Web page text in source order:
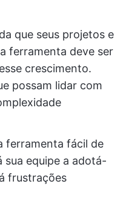
que seus projetos e
ferramenta deve ser
crescimento.
possam lidar com
ferramenta fácil de
sua equipe a adotá-
frustrações